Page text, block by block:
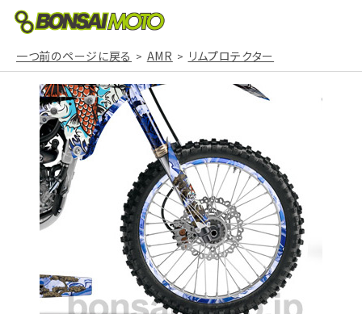
一つ前のページに戻る AMR リムプロテクター